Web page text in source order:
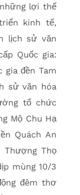
lợi thế
kinh tế,
lịch sử văn
Quốc gia:
đền Tam
sử văn hóa
tổ chức
Mộ Chu Hạ
Quách An
Thượng Thọ
mùng 10/3
đêm thơ